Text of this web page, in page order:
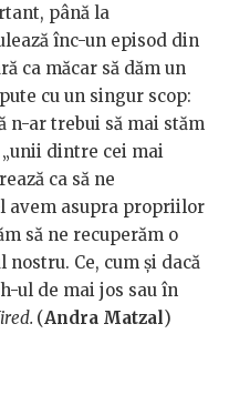
până la
înc-un episod din
ca măcar să dăm un
cu un singur scop:
n-ar trebui să mai stăm
dintre cei mai
ca să ne
avem asupra propriilor
să ne recuperăm o
Ce, cum și dacă
ul de mai jos sau în
(Andra Matzal)